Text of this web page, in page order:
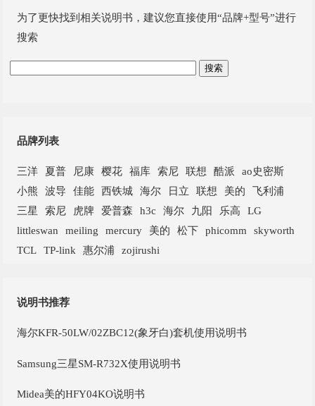
为了更快找到相关说明书，建议您直接使用“品牌+型号”进行
搜索
品牌列表
三洋 夏普 尼康 樱花 福库 索尼 联想 酷派
ao史密斯
小熊
波导 佳能 西铁城 海尔 日立 联想 美的
飞利浦
三星
索尼 虎牌 爱普森 h3c 海尔 九阳 乐高
LG
littleswan
meiling mercury 美的 松下 phicomm
skyworth
TCL
TP-link 惠尔浦 zojirushi
说明书推荐
海尔KFR-50LW/02ZBC12(象牙白)套机使用说明书
Samsung三星SM-R732X使用说明书
Midea美的HFY04KO说明书